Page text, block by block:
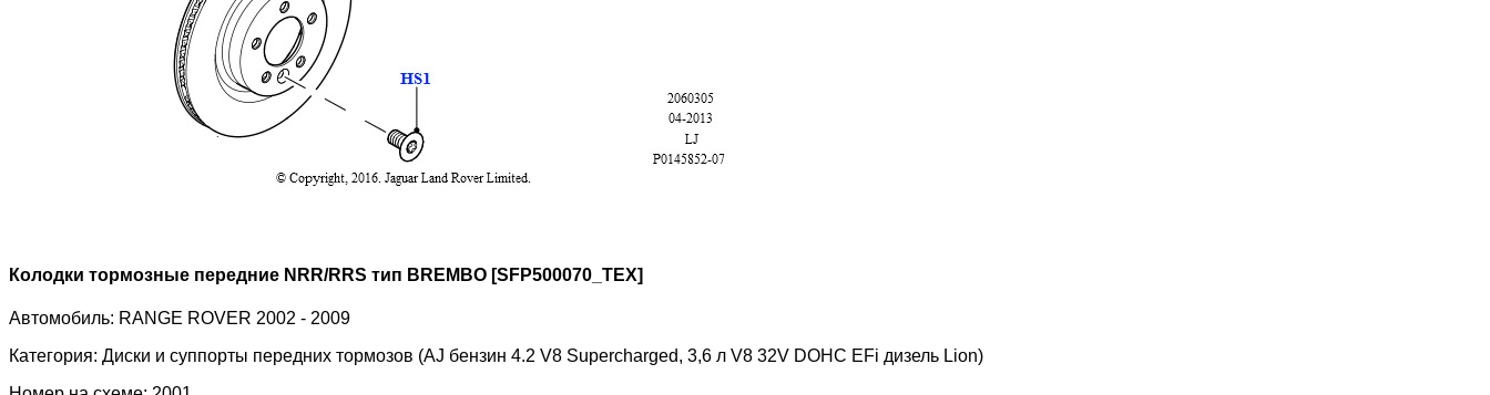
Колодки тормозные передние NRR/RRS тип BREMBO [SFP500070_TEX]
Автомобиль: RANGE ROVER 2002 - 2009
Категория: Диски и суппорты передних тормозов (AJ бензин 4.2 V8 Supercharged, 3,6 л V8 32V DOHC EFi дизель Lion)